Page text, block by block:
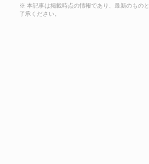
※ 本記事は掲載時点の情報であり、最新のもの
了承ください。